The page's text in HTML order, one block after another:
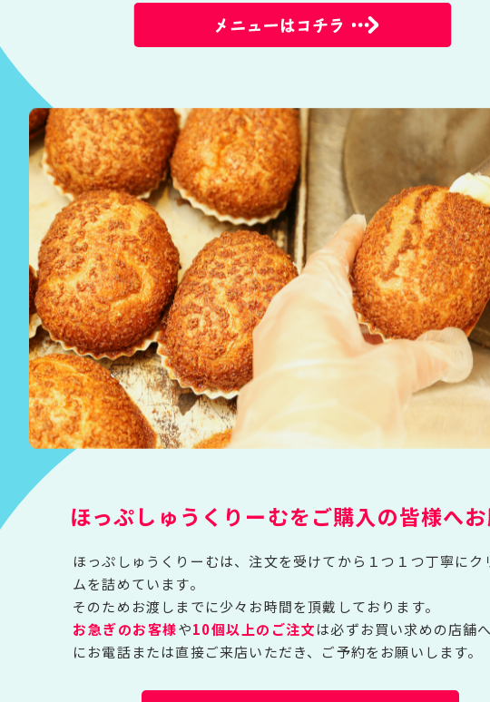
ほっぷしゅうくりーむをご購入の皆様へ
ほっぷしゅうくりーむは、注文を受けてから１つ１つ丁寧にク
ムを詰めています。
そのためお渡しまでに少々お時間を頂戴しております。
お急ぎのお客様や10個以上のご注文は必ずお買い求めの店舗
にお電話または直接ご来店いただき、ご予約をお願いします。